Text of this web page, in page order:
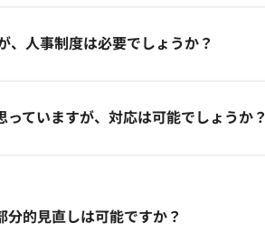
、人事制度は必要でしょうか？
ていますが、対応は可能でしょうか？
的見直しは可能ですか？